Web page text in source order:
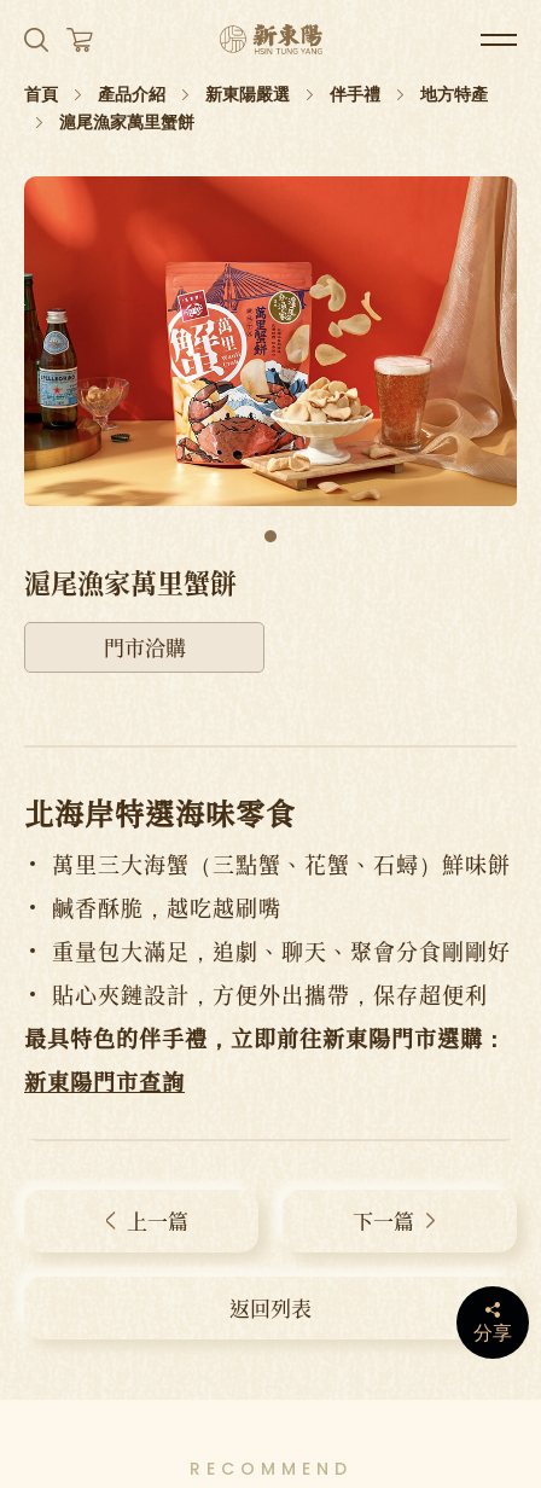
首頁 產品介紹 新東陽嚴選 伴手禮
地方特產
滬尾漁家萬里蟹餅
滬尾漁家萬里蟹餅
門市洽購
分享
北海岸特選海味零食
萬里三大海蟹（三點蟹、花蟹、石蟳）鮮味餅
鹹香酥脆，越吃越刷嘴
重量包大滿足，追劇、聊天、聚會分食剛剛好
貼心夾鏈設計，方便外出攜帶，保存超便利
最具特色的伴手禮，立即前往新東陽門市選購：
新東陽門市查詢
上一篇
返回列表
下一篇
RECOMMEND